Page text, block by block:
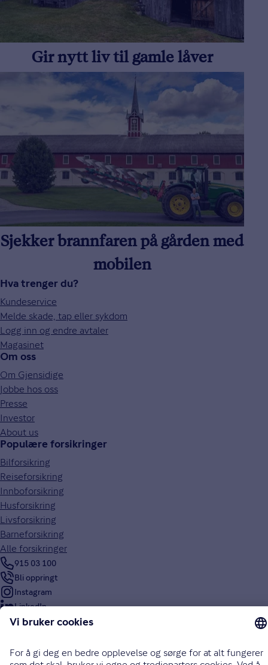
Gir nytt liv til gamle låver
Sjekker brannfaren på gården med
mobilen
Hva trenger du?
Kundeservice
Melde skade, tap eller sykdom
Logg inn og endre avtaler
Magasinet
Om oss
Om Gjensidige
Jobbe hos oss
Presse
Investor
About us
Populære forsikringer
Bilforsikring
Reiseforsikring
Innboforsikring
Husforsikring
Livsforsikring
Barneforsikring
Alle forsikringer
915 03 100
Bli oppringt
Instagram
LinkedIn
Facebook
Endre cookieinnstillinger